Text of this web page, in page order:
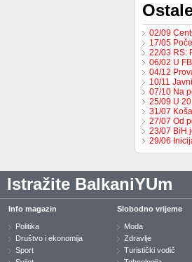
02/09
17/05
22/03 RS:
06/02 U
04/12
10/11
07/10 Na
25/09 U
31/07
27/07 Od
23/07 BiH
29/06
Istražite BalkaniYUm
Info magazin
Politika
Društvo i ekonomija
Sport
Slobodno vrijeme
Moda
Zdravlje
Turistički vodič